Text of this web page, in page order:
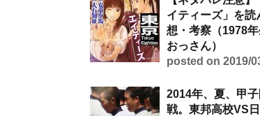
イティーズ」を読
想・考察（1978
おっさん）
posted on 2019/
2014年、夏、甲子
戦。東邦高校VS